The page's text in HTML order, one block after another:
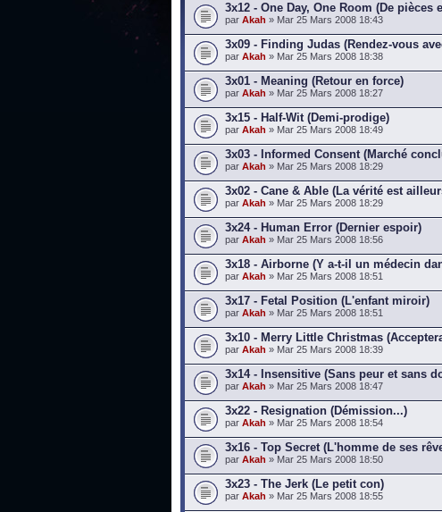
3x12 - One Day, One Room (De pièces
par Akah » Mar 25 Mars 2008 18:43
3x09 - Finding Judas (Rendez-vous
par Akah » Mar 25 Mars 2008 18:38
3x01 - Meaning (Retour en force)
par Akah » Mar 25 Mars 2008 18:27
3x15 - Half-Wit (Demi-prodige)
par Akah » Mar 25 Mars 2008 18:49
3x03 - Informed Consent (Marché
par Akah » Mar 25 Mars 2008 18:29
3x02 - Cane & Able (La vérité est
par Akah » Mar 25 Mars 2008 18:29
3x24 - Human Error (Dernier espoir)
par Akah » Mar 25 Mars 2008 18:56
3x18 - Airborne (Y a-t-il un médecin
par Akah » Mar 25 Mars 2008 18:51
3x17 - Fetal Position (L'enfant miroir)
par Akah » Mar 25 Mars 2008 18:51
3x10 - Merry Little Christmas
par Akah » Mar 25 Mars 2008 18:39
3x14 - Insensitive (Sans peur et sans
par Akah » Mar 25 Mars 2008 18:47
3x22 - Resignation (Démission...)
par Akah » Mar 25 Mars 2008 18:54
3x16 - Top Secret (L'homme de ses
par Akah » Mar 25 Mars 2008 18:50
3x23 - The Jerk (Le petit con)
par Akah » Mar 25 Mars 2008 18:55